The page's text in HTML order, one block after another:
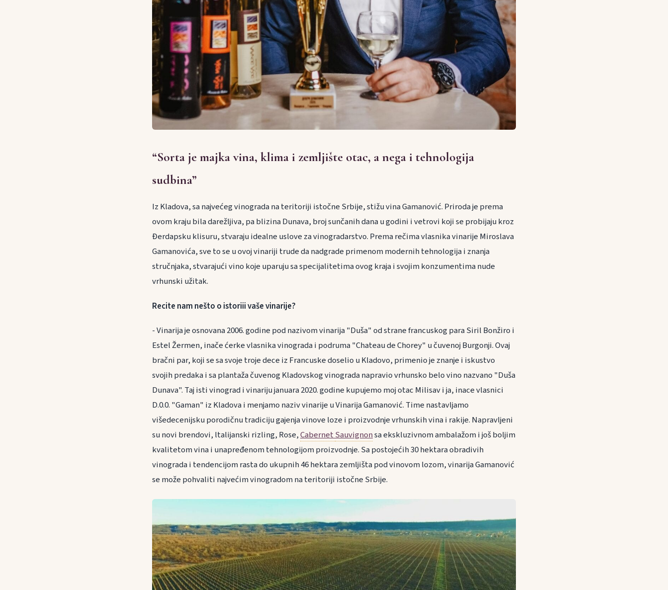
“Sorta je majka vina, klima i zemljište otac, a nega i tehnologija
sudbina”
Iz Kladova, sa najvećeg vinograda na teritoriji istočne Srbije, stižu vina Gamanović. Priroda je prema
ovom kraju bila darežljiva, pa blizina Dunava, broj sunčanih dana u godini i vetrovi koji se probijaju kroz
Đerdapsku klisuru, stvaraju idealne uslove za vinogradarstvo. Prema rečima vlasnika vinarije Miroslava
Gamanovića, sve to se u ovoj vinariji trude da nadgrade primenom modernih tehnologija i znanja
stručnjaka, stvarajući vino koje uparuju sa specijalitetima ovog kraja i svojim konzumentima nude
vrhunski užitak.
Recite nam nešto o istoriii vaše vinarije?
- Vinarija je osnovana 2006. godine pod nazivom vinarija "Duša" od strane francuskog para Siril Bonžiro i
Estel Žermen, inače ćerke vlasnika vinograda i podruma "Chateau de Chorey" u čuvenoj Burgonji. Ovaj
bračni par, koji se sa svoje troje dece iz Francuske doselio u Kladovo, primenio je znanje i iskustvo
svojih predaka i sa plantaža čuvenog Kladovskog vinograda napravio vrhunsko belo vino nazvano "Duša
Dunava". Taj isti vinograd i vinariju januara 2020. godine kupujemo moj otac Milisav i ja, inace vlasnici
D.0.0. "Gaman" iz Kladova i menjamo naziv vinarije u Vinarija Gamanović. Time nastavljamo
višedecenijsku porodičnu tradiciju gajenja vinove loze i proizvodnje vrhunskih vina i rakije. Napravljeni
su novi brendovi, ltalijanski rizling, Rose,Cabernet Sauvignonsa ekskluzivnom ambalažom i još boljim
kvalitetom vina i unapređenom tehnologijom proizvodnje. Sa postojećih 30 hektara obradivih
vinograda i tendencijom rasta do ukupnih 46 hektara zemljišta pod vinovom lozom, vinarija Gamanović
se može pohvaliti najvećim vinogradom na teritoriji istočne Srbije.